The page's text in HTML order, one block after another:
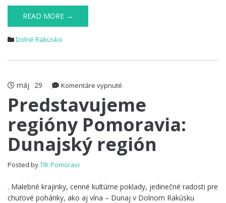
READ MORE →
Dolné Rakúsko
máj 29 Komentáre vypnuté
regióny
Dunajský
región
Predstavujeme
regióny Pomoravia:
Dunajský región
Posted byTIK Pomoravi
. Malebné krajinky, cenné kultúrne poklady, jedinečné radosti pre
chuťové poháriky, ako aj vína – Dunaj v Dolnom Rakúsku